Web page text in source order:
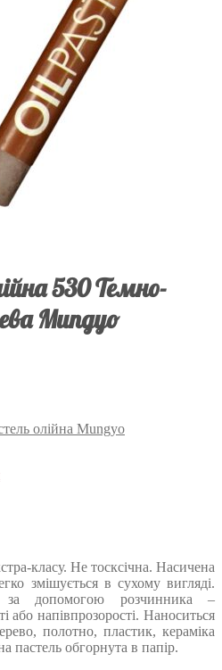
530 Темно-
Mungyo
олійна Mungyo
класу. Не тосксічна. Насичена
змішується в сухому вигляді.
допомогою розчинника –
або напівпрозорості. Наноситься
полотно, пластик, кераміка
пастель обгорнута в папір.